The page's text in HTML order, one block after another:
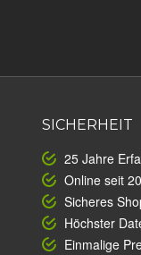
SICHERHEIT
25 Jahre
Online seit
Sicheres
Höchster
Einmalige